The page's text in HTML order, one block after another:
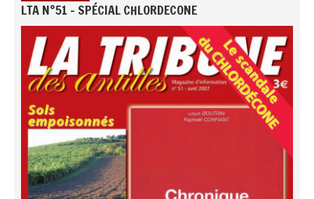
LTA N°51 - SPÉCIAL CHLORDECONE